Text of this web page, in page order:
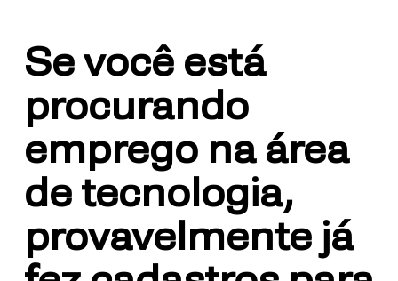
Se você está
procurando
emprego na área
de tecnologia,
provavelmente já